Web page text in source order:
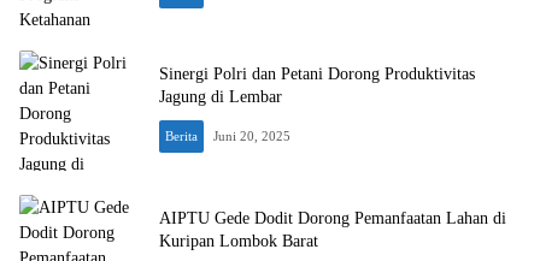
Sinergi Polri dan Petani Dorong Produktivitas
Jagung di Lembar
Berita Juni 20, 2025
AIPTU Gede Dodit Dorong Pemanfaatan Lahan di
Kuripan Lombok Barat